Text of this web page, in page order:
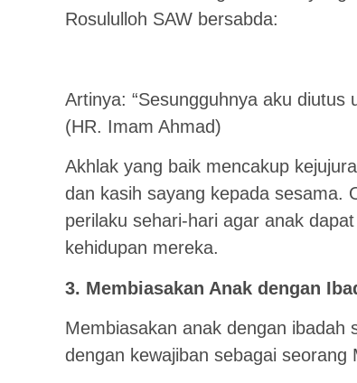
Rosululloh SAW bersabda:
Artinya: “Sesungguhnya aku diutus
(HR. Imam Ahmad)
Akhlak yang baik mencakup
dan kasih sayang kepada sesama.
perilaku sehari-hari agar anak
kehidupan mereka.
3. Membiasakan Anak dengan
Membiasakan anak dengan ibadah
dengan kewajiban sebagai seorang